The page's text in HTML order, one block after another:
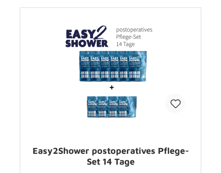
Easy2Shower postoperatives Pflege-
Set 14 Tage